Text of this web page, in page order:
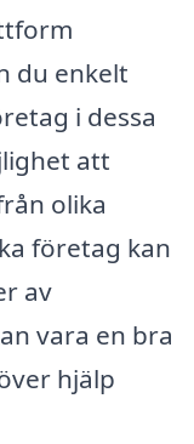
du enkelt
i dessa
att
olika
företag kan
av
vara en bra
hjälp